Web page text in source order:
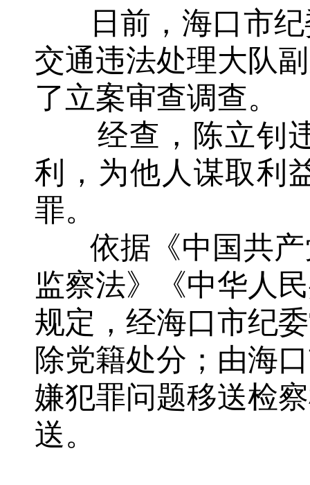
日前，海口市纪
交通违法处理大队
了立案审查调查。
经查，陈立钊违
利，为他人谋取利
罪。
依据《中国共产
监察法》《中华人
规定，经海口市纪
除党籍处分；由海
嫌犯罪问题移送检
送。